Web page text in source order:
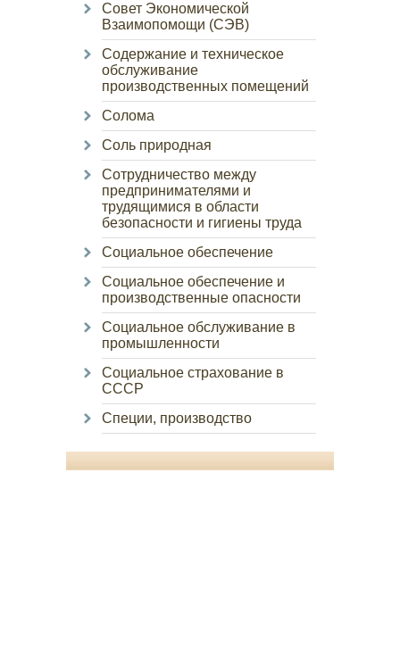
Совет Экономической
Взаимопомощи (СЭВ)
Содержание и техническое
обслуживание
производственных помещений
Солома
Соль природная
Сотрудничество между
предпринимателями и
трудящимися в области
безопасности и гигиены труда
Социальное обеспечение
Социальное обеспечение и
производственные опасности
Социальное обслуживание в
промышленности
Социальное страхование в
СССР
Специи, производство